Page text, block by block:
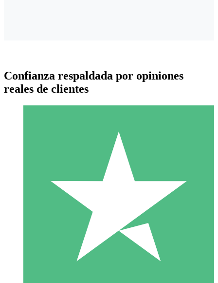
Paquetes de Créditos Individuales
Paga según el uso con créditos de descarga. Sin compromiso
10 00
Confianza respaldada por opiniones
reales de clientes